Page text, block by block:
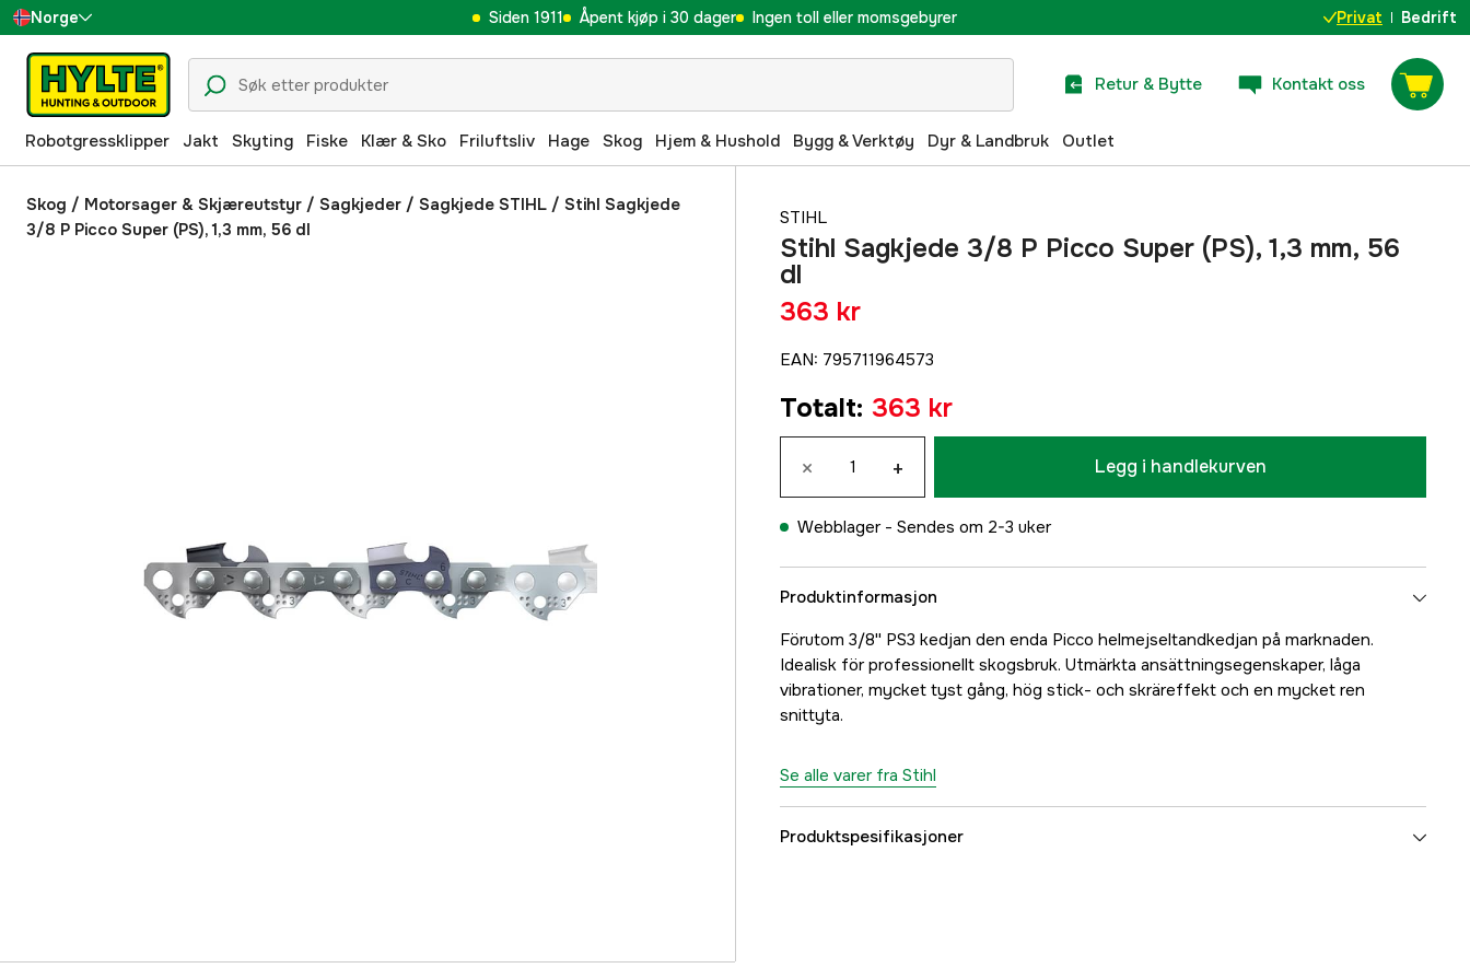
Norge
Sverige
Danmark
Suomi
Deutschland
Siden 1911 Åpent kjøp i 30 dager Ingen toll eller momsgebyrer Privat Bedrift
Retur & Bytte Kontakt oss
Robotgressklipper Jakt Skyting Fiske Klær & Sko Friluftsliv Hage Skog Hjem & Hushold Bygg & Verktøy Dyr & Landbruk Outlet
Skog / Motorsager & Skjæreutstyr / Sagkjeder / Sagkjede STIHL / Stihl Sagkjede
3/8 P Picco Super (PS), 1,3 mm, 56 dl
STIHL
Stihl Sagkjede 3/8 P Picco Super (PS), 1,3 mm, 56
dl
363 kr
EAN: 795711964573
Totalt: 363 kr
× + Legg i handlekurven
Webblager - Sendes om 2-3 uker
Produktinformasjon
Förutom 3/8'' PS3 kedjan den enda Picco helmejseltandkedjan på marknaden.
Idealisk för professionellt skogsbruk. Utmärkta ansättningsegenskaper, låga
vibrationer, mycket tyst gång, hög stick- och skräreffekt och en mycket ren
snittyta.
Se alle varer fra Stihl
Produktspesifikasjoner